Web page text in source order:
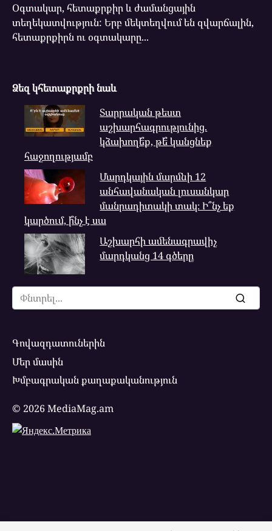
Օգտակար, հետաքրքիր և ժամանցային
տեղեկատվություն: Երբ մեկտեղվում են զվարճալին,
հետաքրքիրն ու օգտակարը...
Ձեզ կհետաքրքրի նաև
Տարրական թեստ
աշխարհագրությունից.
կձախողե՞ք, թե՞ կանցնեք
հաջողությամբ
Մարդկային մարմնի 12
անհավանական լուսանկար
մանրադիտակի տակ։ Ի՞նչ եք
կարծում, ի՞նչ է սա
Աշխարհի ամենագրավիչ
մարդկանց 14 գծերը
Search
for:
Գովազդատուներին
Մեր մասին
Խմբագրական քաղաքականություն
© 2026 MediaMag.am